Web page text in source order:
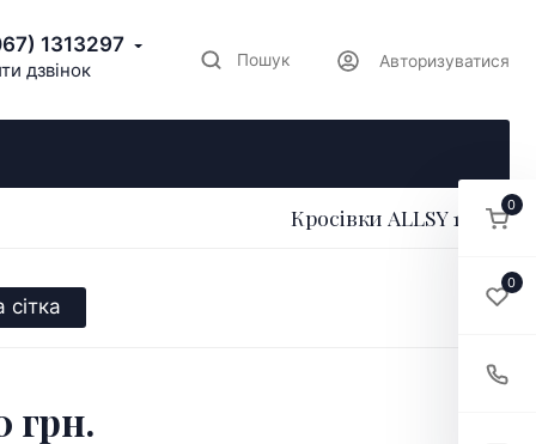
1313297
дзвінок Пошук Авторизуватися
Кросівки ALLSY 195821
сітка
грн.
0
0